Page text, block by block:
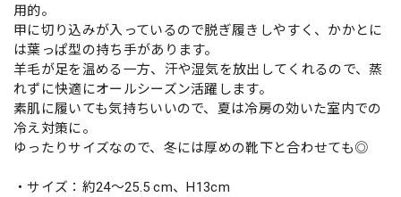
用的。
甲に切り込みが入っているので脱ぎ履きしやすく、かかとに
は葉っぱ型の持ち手があります。
羊毛が足を温める一方、汗や湿気を放出してくれるので、蒸
れずに快適にオールシーズン活躍します。
素肌に履いても気持ちいいので、夏は冷房の効いた室内での
冷え対策に。
ゆったりサイズなので、冬には厚めの靴下と合わせても◎
・サイズ：約24～25.5 cm、H13cm